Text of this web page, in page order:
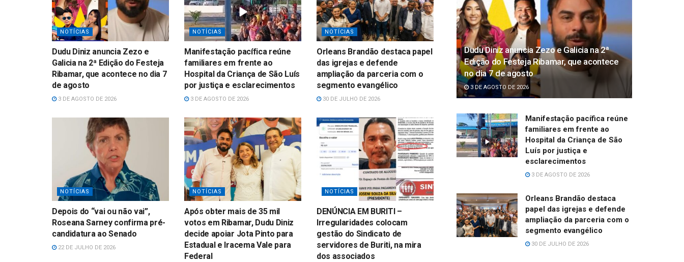
NOTÍCIAS
Dudu Diniz anuncia Zezo e
Galicia na 2ª Edição do Festeja
Ribamar, que acontece no dia 7
de agosto
3 DE AGOSTO DE 2026
NOTÍCIAS
Manifestação pacífica reúne
familiares em frente ao
Hospital da Criança de São Luís
por justiça e esclarecimentos
3 DE AGOSTO DE 2026
NOTÍCIAS
Orleans Brandão destaca papel
das igrejas e defende
ampliação da parceria com o
segmento evangélico
30 DE JULHO DE 2026
NOTÍCIAS
Depois do “vai ou não vai”,
Roseana Sarney confirma pré-
candidatura ao Senado
22 DE JULHO DE 2026
NOTÍCIAS
Após obter mais de 35 mil
votos em Ribamar, Dudu Diniz
decide apoiar Jota Pinto para
Estadual e Iracema Vale para
Federal
NOTÍCIAS
DENÚNCIA EM BURITI –
Irregularidades colocam
gestão do Sindicato de
servidores de Buriti, na mira
dos associados
Dudu Diniz anuncia Zezo e Galicia na 2ª
Edição do Festeja Ribamar, que acontece
no dia 7 de agosto
3 DE AGOSTO DE 2026
Manifestação pacífica reúne
familiares em frente ao
Hospital da Criança de São
Luís por justiça e
esclarecimentos
3 DE AGOSTO DE 2026
Orleans Brandão destaca
papel das igrejas e defende
ampliação da parceria com o
segmento evangélico
30 DE JULHO DE 2026